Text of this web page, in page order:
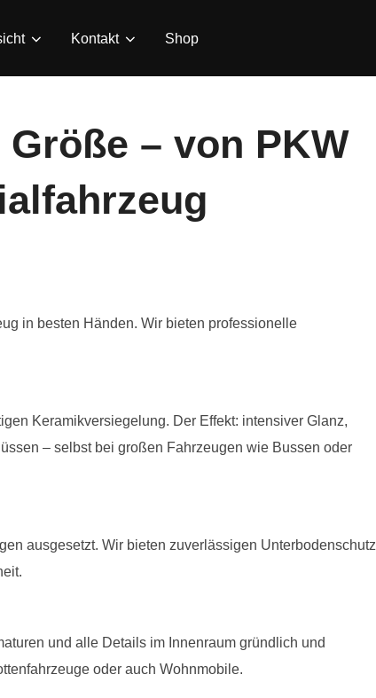
Kontakt Shop
– von PKW
in besten Händen. Wir bieten professionelle
Keramikversiegelung. Der Effekt: intensiver Glanz,
– selbst bei großen Fahrzeugen wie Bussen oder
ausgesetzt. Wir bieten zuverlässigen Unterbodenschutz
und alle Details im Innenraum gründlich und
oder auch Wohnmobile.